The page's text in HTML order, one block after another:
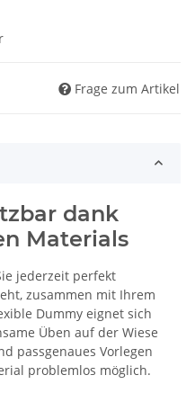
Frage zum Artikel
dank
Materials
jederzeit perfekt
zusammen mit Ihrem
Dummy eignet sich
Üben auf der Wiese
passgenaues Vorlegen
problemlos möglich.